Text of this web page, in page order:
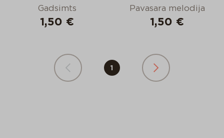
Gadsimts
1,50 €
Pavasara melodija
1,50 €
1